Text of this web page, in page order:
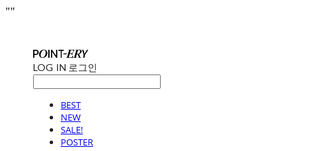
""
LOG IN 로그인
BEST
NEW
SALE!
POSTER